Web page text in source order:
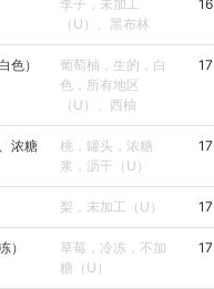
李子，未加工
（U）、黑布林
16
色）
葡萄柚，生的，白
色，所有地区
（U）、西柚
17
浓糖
桃，罐头，浓糖
浆，沥干（U）
17
梨，未加工（U） 17
）
草莓，冷冻，不加
糖（U）
17